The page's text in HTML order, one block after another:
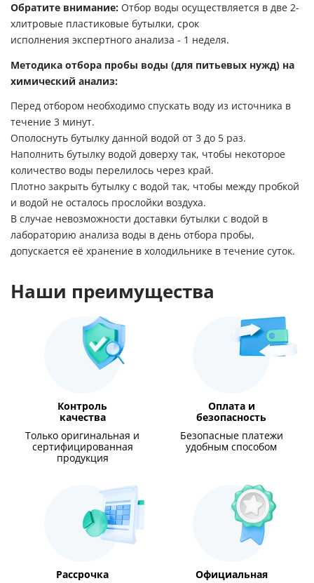
Обратите внимание: Отбор воды осуществляется в две 2-
хлитровые пластиковые бутылки, срок
исполнения экспертного анализа - 1 неделя.
Методика отбора пробы воды (для питьевых нужд) на
химический анализ:
Перед отбором необходимо спускать воду из источника в
течение 3 минут.
Ополоснуть бутылку данной водой от 3 до 5 раз.
Наполнить бутылку водой доверху так, чтобы некоторое
количество воды перелилось через край.
Плотно закрыть бутылку с водой так, чтобы между пробкой
и водой не осталось прослойки воздуха.
В случае невозможности доставки бутылки с водой в
лабораторию анализа воды в день отбора пробы,
допускается её хранение в холодильнике в течение суток.
Наши преимущества
Контроль
качества
Только оригинальная и
сертифицированная
продукция
Оплата и
безопасность
Безопасные платежи
удобным способом
Рассрочка
Официальная